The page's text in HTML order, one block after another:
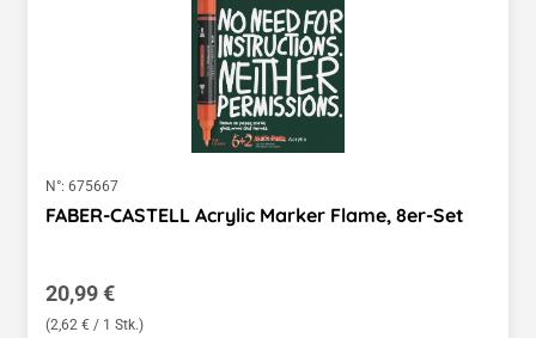
N°: 675667
FABER-CASTELL Acrylic Marker Flame, 8er-Set
Regulärer Preis:
20,99 €
(2,62 € / 1 Stk.)